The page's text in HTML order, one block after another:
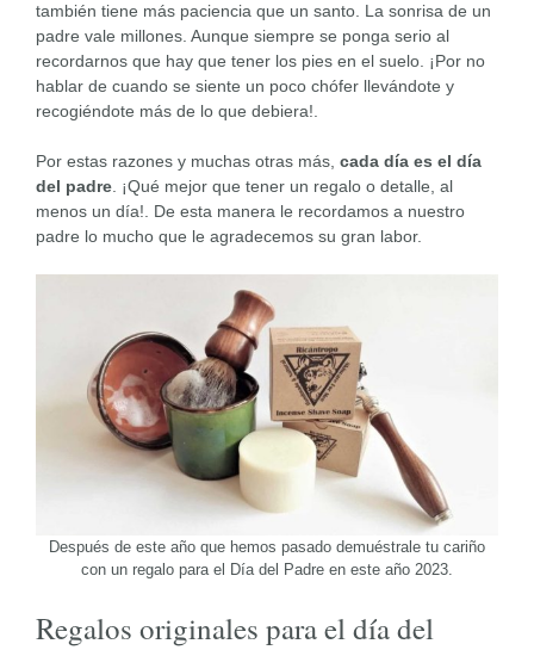
también tiene más paciencia que un santo. La sonrisa de un
padre vale millones. Aunque siempre se ponga serio al
recordarnos que hay que tener los pies en el suelo. ¡Por no
hablar de cuando se siente un poco chófer llevándote y
recogiéndote más de lo que debiera!.
Por estas razones y muchas otras más, cada día es el día
del padre . ¡Qué mejor que tener un regalo o detalle, al
menos un día!. De esta manera le recordamos a nuestro
padre lo mucho que le agradecemos su gran labor.
Después de este año que hemos pasado demuéstrale tu cariño
con un regalo para el Día del Padre en este año 2023.
Regalos originales para el día del